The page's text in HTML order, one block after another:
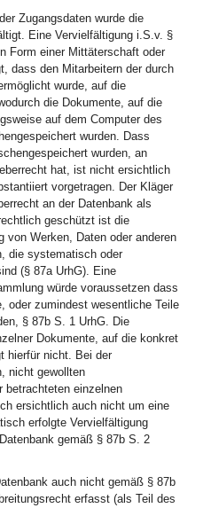
Zugangsdaten wurde die
Eine Vervielfältigung i.S.v. §
Form einer Mittäterschaft oder
dass den Mitarbeitern der durch
wurde, auf die
die Dokumente, auf die
auf dem Computer des
wurden. Dass
wurden, an
hat, ist nicht ersichtlich
vorgetragen. Der Kläger
an der Datenbank als
geschützt ist die
von Werken, Daten oder anderen
die systematisch oder
(§ 87a UrhG). Eine
würde voraussetzen dass
oder zumindest wesentliche Teile
§ 87b S. 1 UrhG. Die
Dokumente, auf die konkret
hierfür nicht. Bei der
nicht gewollten
betrachteten einzelnen
ersichtlich auch nicht um eine
erfolgte Vervielfältigung
gemäß § 87b S. 2
auch nicht gemäß § 87b
erfasst (als Teil des